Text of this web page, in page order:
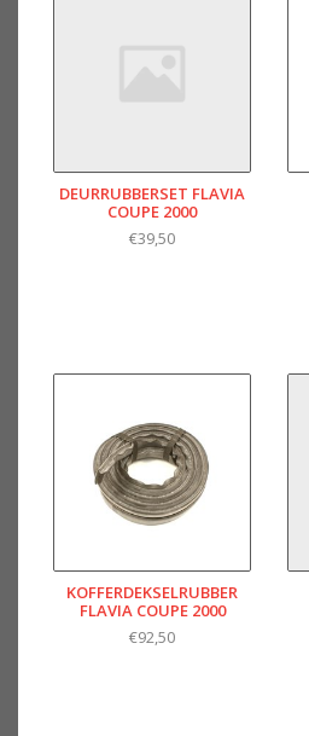
DEURRUBBERSET FLAVIA
COUPE 2000
€39,50
KOFFERDEKSELRUBBER
FLAVIA COUPE 2000
€92,50